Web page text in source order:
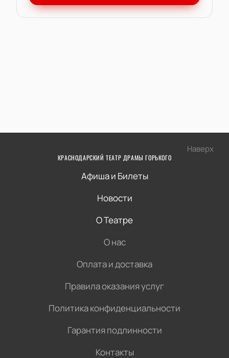
Наверх
КРАСНОДАРСКИЙ ТЕАТР ДРАМЫ ГОРЬКОГО
Афиша и Билеты
Новости
О Театре
О нас
Оплата и доставка
Правила оказания услуг
Политика конфиденциальности
Гарантия подлинности
Контакты